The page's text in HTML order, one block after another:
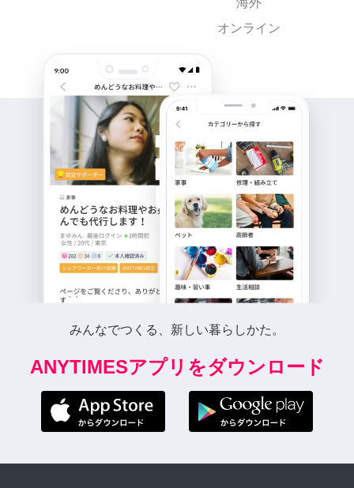
オンライン
みんなでつくる、新しい暮らしかた。
ANYTIMESアプリをダウンロード